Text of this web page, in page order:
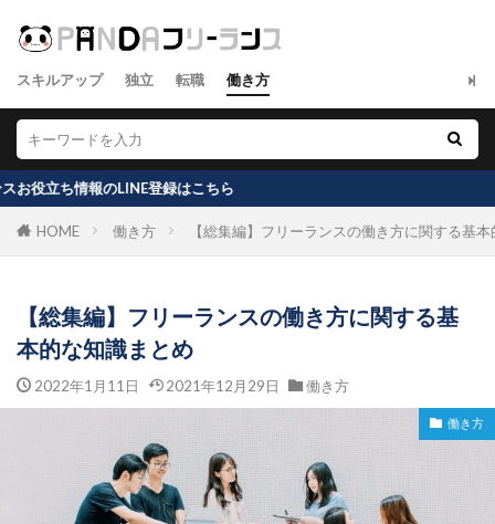
スキルアップ 独立 転職 働き方
報のLINE登録はこちら
HOME 働き方 【総集編】フリーランスの働き方に関する基
【総集編】フリーランスの働き方に関する基
本的な知識まとめ
2022年1月11日 2021年12月29日 働き方
働き方